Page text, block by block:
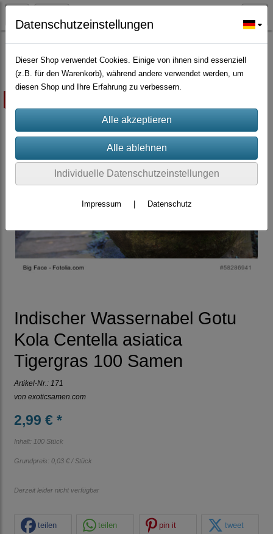
Würzpflanzen/Nutzpflanzen/Gründünger
Indischer Wassernabel Gotu
Kola Centella asiatica
Tigergras 100 Samen
Artikel-Nr.: 171
von exoticsamen.com
2,99 € *
Inhalt: 100 Stück
Grundpreis: 0,03 € / Stück
Derzeit leider nicht verfügbar
teilen teilen pin it tweet
Datenschutzeinstellungen
Dieser Shop verwendet Cookies. Einige von ihnen sind essenziell
(z.B. für den Warenkorb), während andere verwendet werden, um
diesen Shop und Ihre Erfahrung zu verbessern.
Individuelle Datenschutzeinstellungen
Impressum Datenschutz